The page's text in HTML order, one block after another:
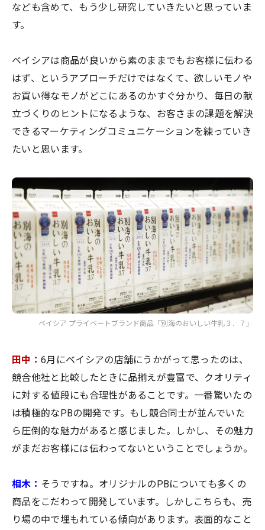
なども含めて、もう少し研究していきたいと思っていま
す。
ベイシアは商品が良いから素のままでもお客様に伝わる
はず、というアプローチだけではなくて、欲しいモノや
お買い得なモノがどこにあるのかすぐ分かり、毎日の献
立づくりのヒントになるような、お客さまの課題を解決
できるマーケティングコミュニケーションを練っていき
たいと思います。
ベイシア プライベートブランド商品「別海のおいしい牛乳３．７」
田中： 6月にベイシアの店舗にうかがって思ったのは、
競合他社と比較したときに品揃えが豊富で、クオリティ
に対する値段にも合理性があることです。一番驚いたの
は積極的なPBの開発です。もし競合同士が並んでいた
ら圧倒的な魅力があると感じました。しかし、その魅力
がまだお客様には伝わってないということでしょうか。
相木： そうですね。オリジナルのPBについても多くの
商品をこだわって開発しています。しかしこちらも、売
り場の中で埋もれている傾向があります。表面的なこと